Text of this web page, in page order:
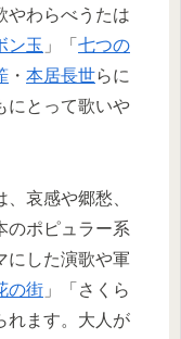
やわらべうたは
ン玉 」「 七つの
・ 本居長世らに
にとって歌いや
哀感や郷愁、
のポピュラー系
にした演歌や軍
の街 」「さくら
れます。大人が